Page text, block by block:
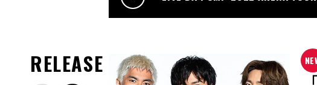
RELEASE